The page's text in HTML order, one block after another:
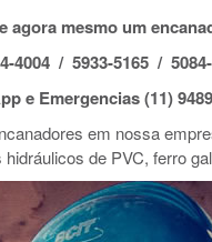
agora mesmo um
4004 / 5933-5165 /
e Emergencias (11)
em nossa
de PVC, ferro